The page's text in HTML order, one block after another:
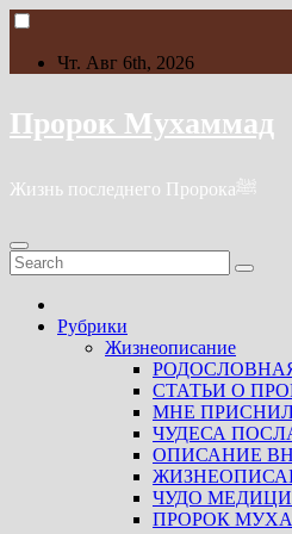
Skip
contentЧт. Авг 6th, 2026
Пророк Мухаммад
Жизнь последнего Пророкаﷺ
Рубрики
Жизнеописание
СТАТЬИ О
МНЕ
ЧУДЕСА
ОПИСАНИЕ
ЧУДО
ПРОРОК